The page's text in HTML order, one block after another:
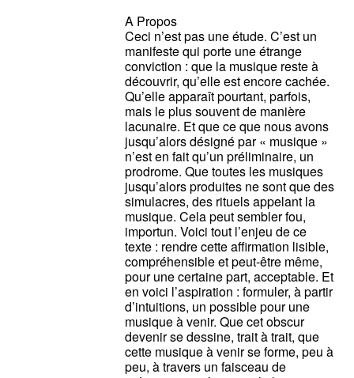
A Propos
Ceci n’est pas une étude. C’est un
manifeste qui porte une étrange
conviction : que la musique reste à
découvrir, qu’elle est encore cachée.
Qu’elle apparaît pourtant, parfois,
mais le plus souvent de manière
lacunaire. Et que ce que nous avons
jusqu’alors désigné par « musique »
n’est en fait qu’un préliminaire, un
prodrome. Que toutes les musiques
jusqu’alors produites ne sont que des
simulacres, des rituels appelant la
musique. Cela peut sembler fou,
importun. Voici tout l’enjeu de ce
texte : rendre cette affirmation lisible,
compréhensible et peut-être même,
pour une certaine part, acceptable. Et
en voici l’aspiration : formuler, à partir
d’intuitions, un possible pour une
musique à venir. Que cet obscur
devenir se dessine, trait à trait, que
cette musique à venir se forme, peu à
peu, à travers un faisceau de